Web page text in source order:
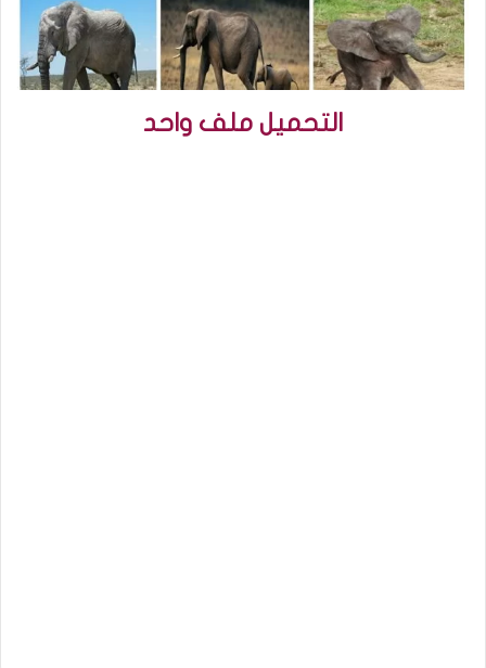
التحميل ملف واحد